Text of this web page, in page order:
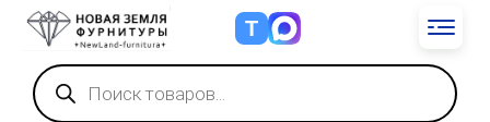
Т
Поиск
товаров